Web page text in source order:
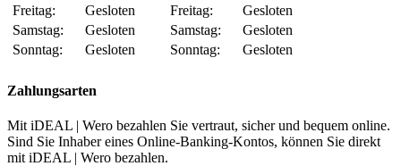
Freitag:
Gesloten
Samstag:
Gesloten
Sonntag:
Gesloten
Freitag:
Gesloten
Samstag:
Gesloten
Sonntag:
Gesloten
Zahlungsarten
Mit iDEAL | Wero bezahlen Sie vertraut, sicher und bequem online.
Sind Sie Inhaber eines Online-Banking-Kontos, können Sie direkt
mit iDEAL | Wero bezahlen.